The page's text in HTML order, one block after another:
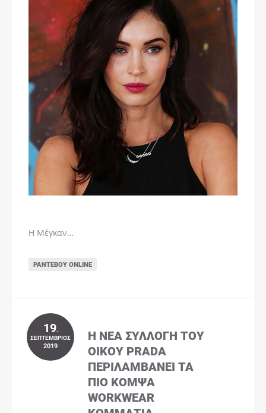
Η Μέγκαν…
ΡΑΝΤΕΒΟΎ ONLINE
19.
ΣΕΠΤΈΜΒΡΙΟΣ
2019
Η ΝΈΑ ΣΥΛΛΟΓΉ ΤΟΥ
ΟΊΚΟΥ PRADA
ΠΕΡΙΛΑΜΒΆΝΕΙ ΤΑ
ΠΙΟ ΚΟΜΨΆ
WORKWEAR